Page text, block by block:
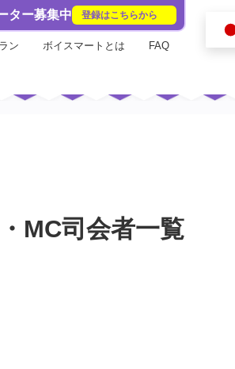
ター募集中 登録はこちらから
ン ボイスマートとは FAQ
MC司会者一覧